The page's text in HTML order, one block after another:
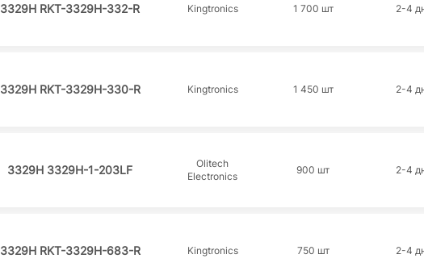
3329H RKT-3329H-332-R Kingtronics 1 700 шт 2-4
3329H RKT-3329H-330-R Kingtronics 1 450 шт 2-4
3329H 3329H-1-203LF
Olitech
Electronics
900 шт 2-4
3329H RKT-3329H-683-R Kingtronics 750 шт 2-4